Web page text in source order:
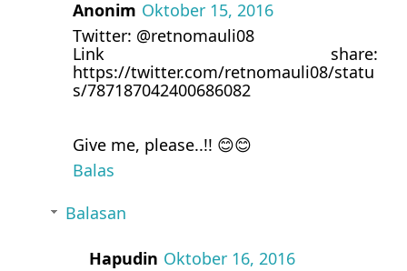
Anonim Oktober 15, 2016
Twitter: @retnomauli08
Link share:
https://twitter.com/retnomauli08/statu
s/787187042400686082
Give me, please..!! 😊😊
Balas
Balasan
Hapudin Oktober 16, 2016